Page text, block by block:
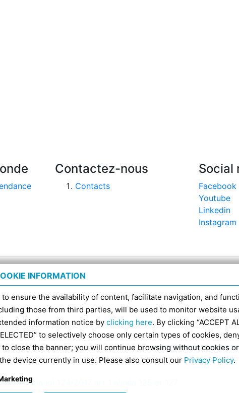
Contactez-nous
Contacts
Social
Facebook
Youtube
Linkedin
Instagram
6317111, Code Fiscal 91398840370 -
FACTURES ÉLECTRONIQUES ES EXCLUSIVEMENT :
de la loi 124/2017 art 1 alinéa 125 et 127
INFORMATION
ensure the availability of content, facilitate navigation, and
those from third parties, will be used to monitor website
information notice by clicking here. By clicking “ACCEPT
to selectively choose only certain types of cookies,
to close the banner; you will continue browsing without cookies
device currently in use. Please also consult our Privacy Policy.